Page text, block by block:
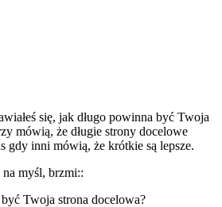
się, jak długo powinna być Twoja
mówią, że długie strony docelowe
gdy inni mówią, że krótkie są lepsze.
myśl, brzmi::
Twoja strona docelowa?